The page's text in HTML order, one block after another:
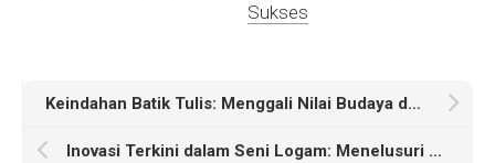
Sukses
Keindahan Batik Tulis: Menggali Nilai Budaya dan Estetika
Inovasi Terkini dalam Seni Logam: Menelusuri Tren Terbaru